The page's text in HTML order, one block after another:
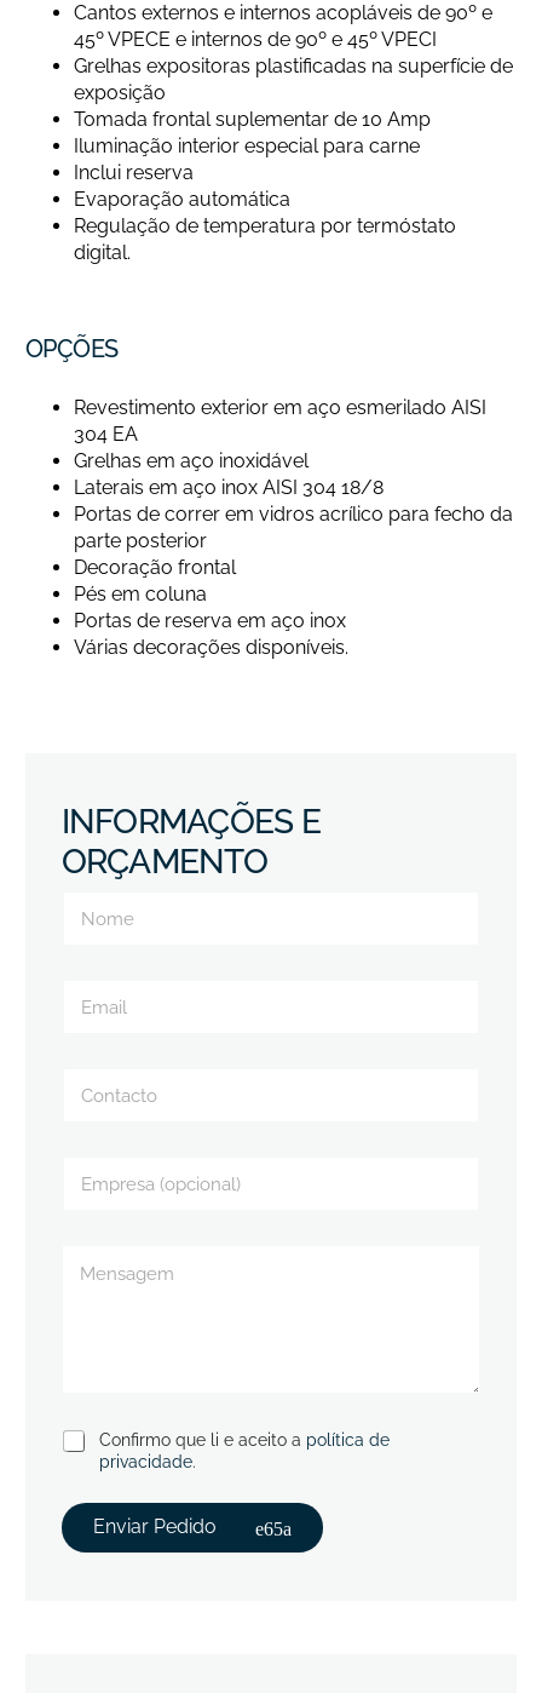
Cantos externos e internos acopláveis de 90º e
45º VPECE e internos de 90º e 45º VPECI
Grelhas expositoras plastificadas na superfície de
exposição
Tomada frontal suplementar de 10 Amp
Iluminação interior especial para carne
Inclui reserva
Evaporação automática
Regulação de temperatura por termóstato
digital.
OPÇÕES
Revestimento exterior em aço esmerilado AISI
304 EA
Grelhas em aço inoxidável
Laterais em aço inox AISI 304 18/8
Portas de correr em vidros acrílico para fecho da
parte posterior
Decoração frontal
Pés em coluna
Portas de reserva em aço inox
Várias decorações disponíveis.
INFORMAÇÕES E
ORÇAMENTO
Confirmo que li e aceito a política de
privacidade.
Enviar Pedido